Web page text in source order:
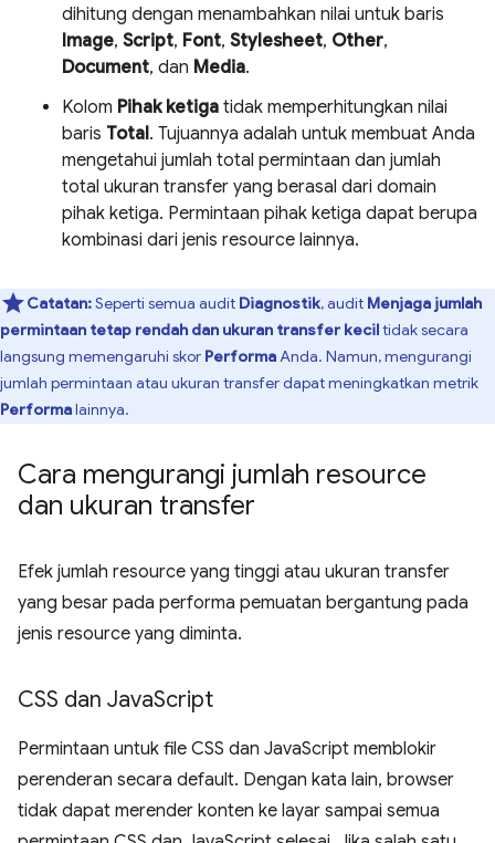
dihitung dengan menambahkan nilai untuk baris
Image, Script, Font, Stylesheet, Other,
Document, dan Media.
Kolom Pihak ketiga tidak memperhitungkan nilai
baris Total. Tujuannya adalah untuk membuat Anda
mengetahui jumlah total permintaan dan jumlah
total ukuran transfer yang berasal dari domain
pihak ketiga. Permintaan pihak ketiga dapat berupa
kombinasi dari jenis resource lainnya.
Catatan:Seperti semua audit Diagnostik, audit Menjaga jumlah
permintaan tetap rendah dan ukuran transfer keciltidak secara
langsung memengaruhi skor PerformaAnda. Namun, mengurangi
jumlah permintaan atau ukuran transfer dapat meningkatkan metrik
Performalainnya.
Cara mengurangi jumlah resource
dan ukuran transfer
Efek jumlah resource yang tinggi atau ukuran transfer
yang besar pada performa pemuatan bergantung pada
jenis resource yang diminta.
CSS dan JavaScript
Permintaan untuk file CSS dan JavaScript memblokir
perenderan secara default. Dengan kata lain, browser
tidak dapat merender konten ke layar sampai semua